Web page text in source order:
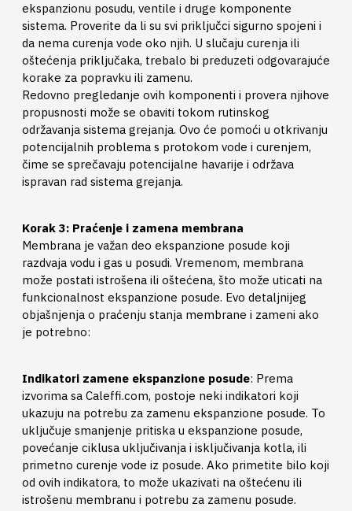
ekspanzionu posudu, ventile i druge komponente
sistema. Proverite da li su svi priključci sigurno spojeni i
da nema curenja vode oko njih. U slučaju curenja ili
oštećenja priključaka, trebalo bi preduzeti odgovarajuće
korake za popravku ili zamenu.
Redovno pregledanje ovih komponenti i provera njihove
propusnosti može se obaviti tokom rutinskog
održavanja sistema grejanja. Ovo će pomoći u otkrivanju
potencijalnih problema s protokom vode i curenjem,
čime se sprečavaju potencijalne havarije i održava
ispravan rad sistema grejanja.
Korak 3: Praćenje i zamena membrana
Membrana je važan deo ekspanzione posude koji
razdvaja vodu i gas u posudi. Vremenom, membrana
može postati istrošena ili oštećena, što može uticati na
funkcionalnost ekspanzione posude. Evo detaljnijeg
objašnjenja o praćenju stanja membrane i zameni ako
je potrebno:
Indikatori zamene ekspanzione posude: Prema
izvorima sa Caleffi.com, postoje neki indikatori koji
ukazuju na potrebu za zamenu ekspanzione posude. To
uključuje smanjenje pritiska u ekspanzione posude,
povećanje ciklusa uključivanja i isključivanja kotla, ili
primetno curenje vode iz posude. Ako primetite bilo koji
od ovih indikatora, to može ukazivati na oštećenu ili
istrošenu membranu i potrebu za zamenu posude.